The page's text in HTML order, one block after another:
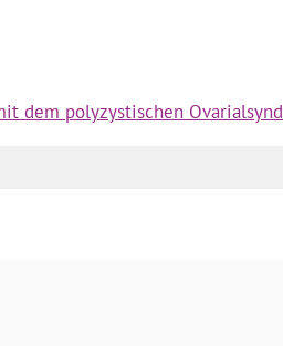
dem polyzystischen